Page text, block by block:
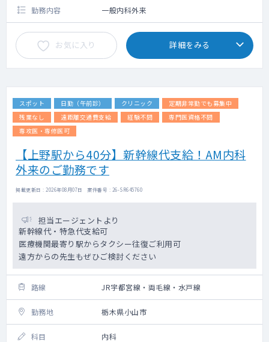
勤務内容 一般内科外来
お気に入り 詳細をみる
スポット 日勤（午前診） クリニック
定期非常勤でも募集中
残業なし
遠距離交通費支給 経験不問
専門医資格不問
専攻医・専修医可
【上野駅から40分】新幹線代支給！AM内科
外来のご勤務です
掲載更新日 : 2026年08月07日 案件番号 : 26-SR645760
担当エージェントより
新幹線代・特急代支給可
医療機関最寄り駅からタクシー往復ご利用可
遠方からの先生もぜひご検討ください
路線 JR宇都宮線・両毛線・水戸線
勤務地 栃木県小山市
科目 内科